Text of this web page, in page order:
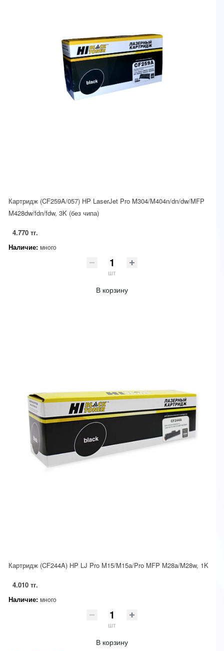
Картридж (CF259A/057) HP LaserJet Pro M304/M404n/dn/dw/MFP
M428dw/fdn/fdw, 3K (без чипа)
4.770 тг.
Наличие: много
шт
В корзину
Картридж (CF244A) HP LJ Pro M15/M15a/Pro MFP M28a/M28w, 1K
4.010 тг.
Наличие: много
шт
В корзину